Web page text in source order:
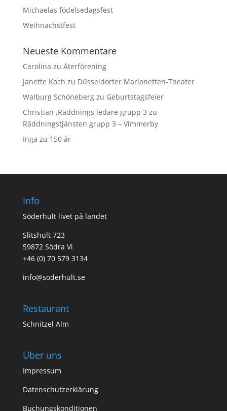
Michaelas födelsedagsfest
Weihnachstfest
Neueste Kommentare
Carolina zu Återförening
Janette Koch zu Düsseldorfer Marionetten-Theater
Walburg Schönebergzu Geburtstagsfeier
Christian ,Räddnings ledare grupp 3 zu
Räddningstjänsten grupp 3 – Vimmerby
Inga zu 150 år
Info
Söderhult livet på landet
Slitshult 723
59872 Södra Vi
+46 (0) 70 579 3134
info@soderhult.se
Restaurant
Schnitzel Alm
Über uns
Impressum
Datenschutzerklärung
Buchungskonditionen